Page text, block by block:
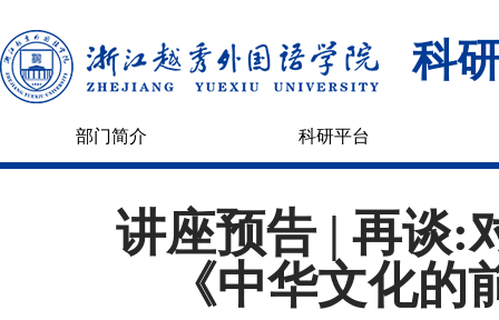
科
部门简介 科研平台
讲座预告 | 再谈:
《中华文化